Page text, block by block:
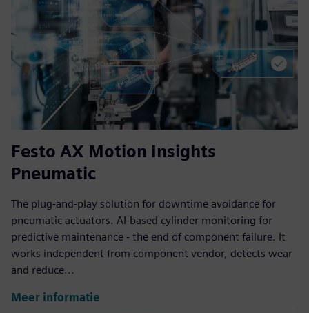
Festo AX Motion Insights
Pneumatic
The plug-and-play solution for downtime avoidance for
pneumatic actuators. AI-based cylinder monitoring for
predictive maintenance - the end of component failure. It
works independent from component vendor, detects wear
and reduce...
Meer informatie